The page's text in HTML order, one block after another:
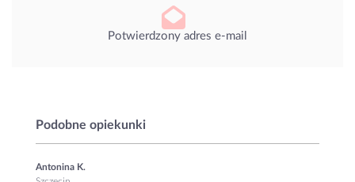
Potwierdzony adres e-mail
Podobne opiekunki
Antonina K.